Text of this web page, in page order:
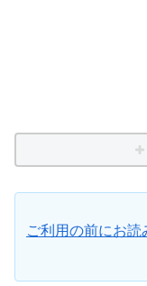
ご利用の前にお読